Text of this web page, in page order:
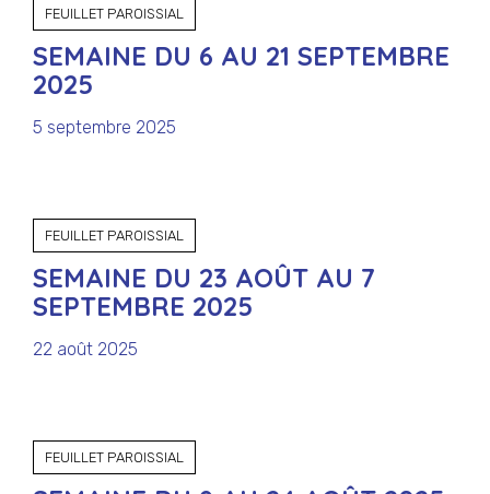
FEUILLET PAROISSIAL
SEMAINE DU 6 AU 21 SEPTEMBRE
2025
5 septembre 2025
FEUILLET PAROISSIAL
SEMAINE DU 23 AOÛT AU 7
SEPTEMBRE 2025
22 août 2025
FEUILLET PAROISSIAL